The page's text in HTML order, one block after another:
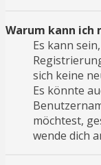
Warum kann
Es kann
sich keine
Es könnte
möchtest,
wende dich